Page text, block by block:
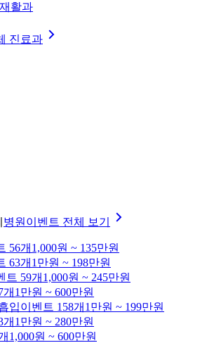
활과
진료과
병원이벤트 전체 보기
56개 1,000원 ~ 135만원
63개 1만원 ~ 198만원
트 59개 1,000원 ~ 245만원
개 1만원 ~ 600만원
입이벤트 158개 1만원 ~ 199만원
개 1만원 ~ 280만원
1,000원 ~ 600만원